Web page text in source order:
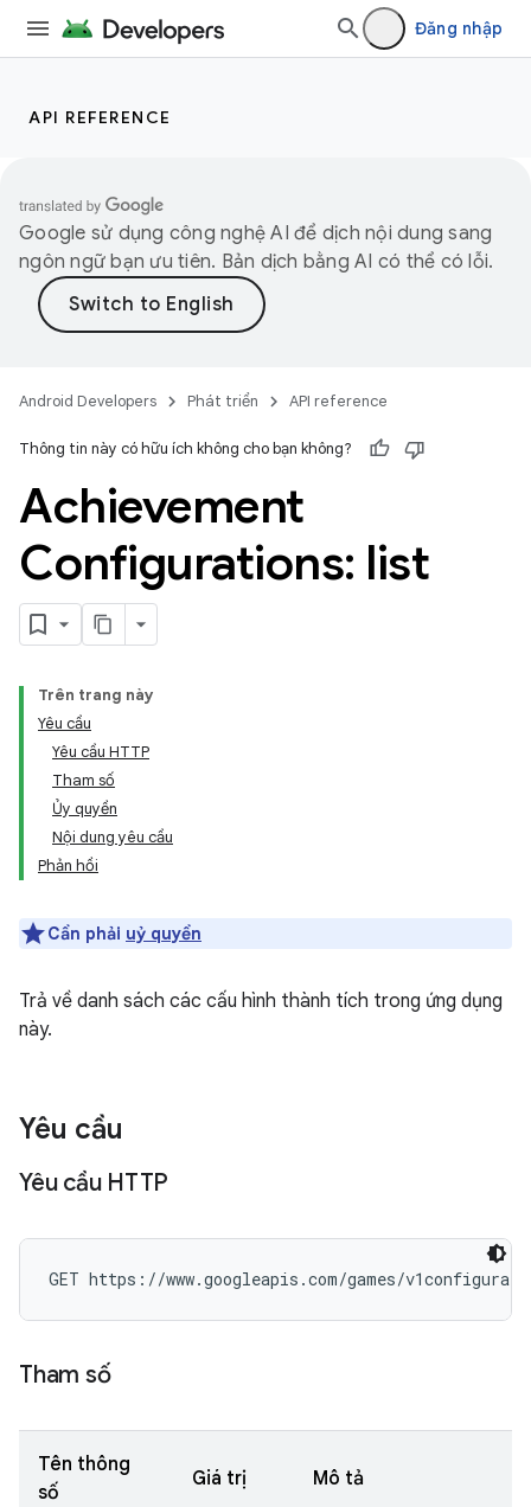
Đăng nhập
API REFERENCE
Google sử dụng công nghệ AI để dịch nội dung sang
ngôn ngữ bạn ưu tiên. Bản dịch bằng AI có thể có lỗi.
Android Developers Phát triển API reference
Thông tin này có hữu ích không cho bạn không?
Achievement
Configurations: list
Trên trang này
Yêu cầu
Yêu cầu HTTP
Tham số
Ủy quyền
Nội dung yêu cầu
Phản hồi
Cần phải uỷ quyền
Trả về danh sách các cấu hình thành tích trong ứng dụng
này.
Yêu cầu
Yêu cầu HTTP
GET https://www.googleapis.com/games/
Tham số
Tên thông
số
Giá trị Mô tả